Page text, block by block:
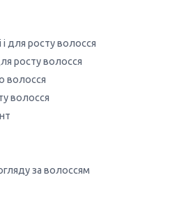
для росту волосся
росту волосся
волосся
волосся
за волоссям